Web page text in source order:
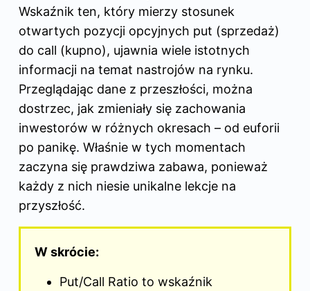
Wskaźnik ten, który mierzy stosunek
otwartych pozycji opcyjnych put (sprzedaż)
do call (kupno), ujawnia wiele istotnych
informacji na temat nastrojów na rynku.
Przeglądając dane z przeszłości, można
dostrzec, jak zmieniały się zachowania
inwestorów w różnych okresach – od euforii
po panikę. Właśnie w tych momentach
zaczyna się prawdziwa zabawa, ponieważ
każdy z nich niesie unikalne lekcje na
przyszłość.
W skrócie:
Put/Call Ratio to wskaźnik